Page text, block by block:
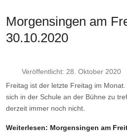
Morgensingen am
30.10.2020
Veröffentlicht: 28. Oktober 2020
Freitag ist der letzte Freitag im
sich in der Schule an der Bühne zu
derzeit immer noch nicht.
Weiterlesen: Morgensingen am